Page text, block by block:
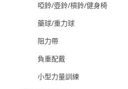
啞鈴/壺鈴/槓鈴/健身椅
藥球/重力球
阻力帶
負重配戴
小型力量訓練